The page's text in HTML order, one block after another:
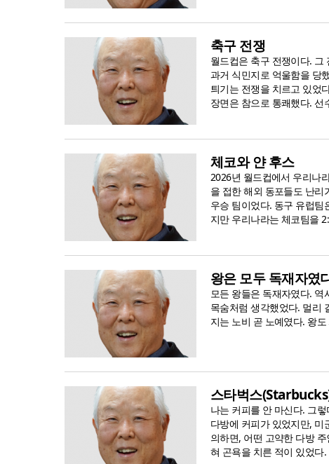
축구 전쟁
월드컵은 축구 전쟁이다. 그
과거 식민지로 억울함을 당
틔기는 전쟁을 치르고 있었
장면은 참으로 통쾌했다. 선
체코와 얀 후스
2026년 월드컵에서 우리나
을 접한 해외 동포들도 난리
우승 팀이었다. 동구 유럽
지만 우리나라는 체코팀을
왕은 모두 독재자였
모든 왕들은 독재자였다. 역
목숨처럼 생각했었다. 멀리
지는 노비 곧 노예였다. 왕
스타벅스
나는 커피를 안 마신다. 그
다방에 커피가 있었지만,
의하면, 어떤 고약한 다방
혀 곤욕을 치른 적이 있었다